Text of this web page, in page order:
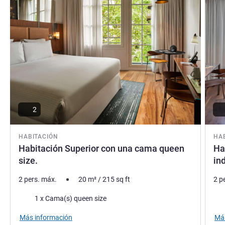
HABITACIÓN
Habitación Superior con una cama queen
size.
2
2 pers. máx. 20 m²/215sq ft
Ropa de cama
1 x Cama(s) queen size
Más información
2